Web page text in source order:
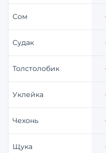
Сом
Судак
Толстолобик
Уклейка
Чехонь
Щука